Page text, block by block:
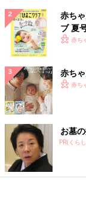
赤ち
ブ 夏
く！赤ち
赤ち
赤ち
お墓
PR(くら